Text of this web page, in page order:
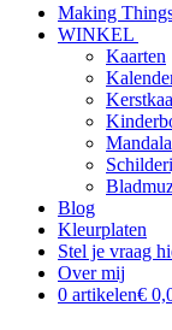
Off
canvas
Making
WINKEL
Kaarten
Blog
Kleurplaten
Stel je vraag
Over mij
0 artikelen€